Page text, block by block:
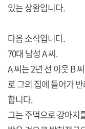
있는 상황입니다.
다음 소식입니다.
70대 남성 A 씨.
A 씨는 2년 전 이웃 B
로 그의 집에 들어가
합니다.
그는 주먹으로 강아지